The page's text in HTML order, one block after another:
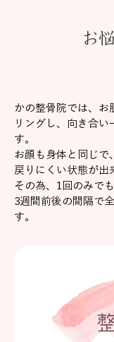
お
かの整骨院では、お
リングし、向き合
す。
お顔も身体と同じで
戻りにくい状態が出
その為、1回のみで
3週間前後の間隔で
す。